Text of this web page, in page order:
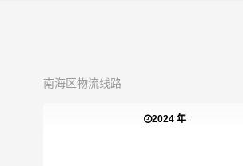
南海区物流线路
2024 年